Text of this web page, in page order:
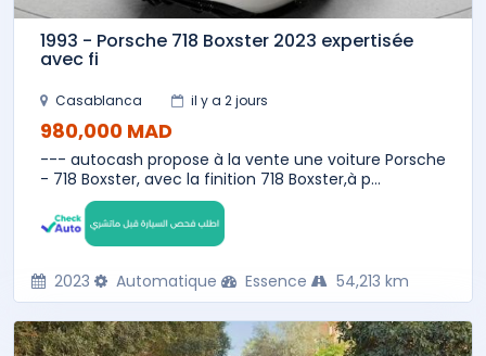
1993 - Porsche 718 Boxster 2023 expertisée
avec fi
Casablanca il y a 2 jours
980,000 MAD
--- autocash propose à la vente une voiture Porsche
- 718 Boxster, avec la finition 718 Boxster,à p...
2023 Automatique Essence 54,213 km